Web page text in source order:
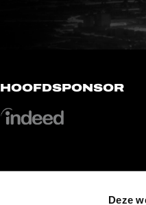
Deze
HOOFDSPONSOR
OFFICIAL